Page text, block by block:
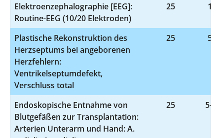
Elektroenzephalographie [EEG]:
Routine-EEG (10/20 Elektroden)
25 1-
Plastische Rekonstruktion des
Herzseptums bei angeborenen
Herzfehlern:
Ventrikelseptumdefekt,
Verschluss total
25 5-
Endoskopische Entnahme von
Blutgefäßen zur Transplantation:
Arterien Unterarm und Hand: A.
25 5-